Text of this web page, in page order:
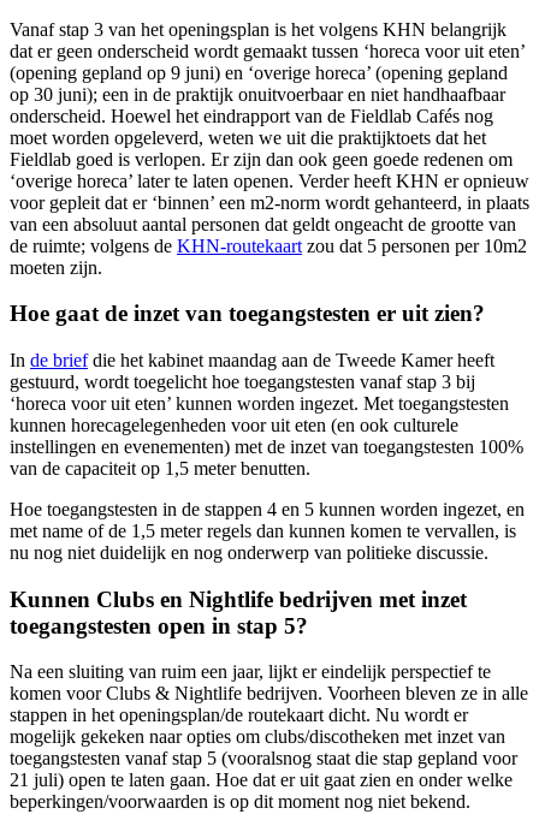
Vanaf stap 3 van het openingsplan is het volgens KHN belangrijk
dat er geen onderscheid wordt gemaakt tussen ‘horeca voor uit eten’
(opening gepland op 9 juni) en ‘overige horeca’ (opening gepland
op 30 juni); een in de praktijk onuitvoerbaar en niet handhaafbaar
onderscheid. Hoewel het eindrapport van de Fieldlab Cafés nog
moet worden opgeleverd, weten we uit die praktijktoets dat het
Fieldlab goed is verlopen. Er zijn dan ook geen goede redenen om
‘overige horeca’ later te laten openen. Verder heeft KHN er opnieuw
voor gepleit dat er ‘binnen’ een m2-norm wordt gehanteerd, in plaats
van een absoluut aantal personen dat geldt ongeacht de grootte van
de ruimte; volgens de KHN-routekaart zou dat 5 personen per 10m2
moeten zijn.
Hoe gaat de inzet van toegangstesten er uit zien?
In de briefdie het kabinet maandag aan de Tweede Kamer heeft
gestuurd, wordt toegelicht hoe toegangstesten vanaf stap 3 bij
‘horeca voor uit eten’ kunnen worden ingezet. Met toegangstesten
kunnen horecagelegenheden voor uit eten (en ook culturele
instellingen en evenementen) met de inzet van toegangstesten 100%
van de capaciteit op 1,5 meter benutten.
Hoe toegangstesten in de stappen 4 en 5 kunnen worden ingezet, en
met name of de 1,5 meter regels dan kunnen komen te vervallen, is
nu nog niet duidelijk en nog onderwerp van politieke discussie.
Kunnen Clubs en Nightlife bedrijven met inzet
toegangstesten open in stap 5?
Na een sluiting van ruim een jaar, lijkt er eindelijk perspectief te
komen voor Clubs & Nightlife bedrijven. Voorheen bleven ze in alle
stappen in het openingsplan/de routekaart dicht. Nu wordt er
mogelijk gekeken naar opties om clubs/discotheken met inzet van
toegangstesten vanaf stap 5 (vooralsnog staat die stap gepland voor
21 juli) open te laten gaan. Hoe dat er uit gaat zien en onder welke
beperkingen/voorwaarden is op dit moment nog niet bekend.